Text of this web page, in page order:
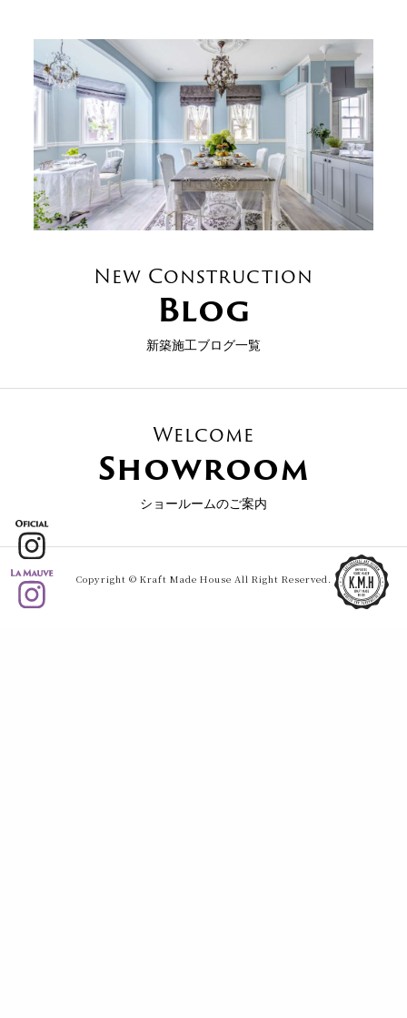
New Construction
Blog
新築施工ブログ一覧
Welcome
Showroom
ショールームのご案内
Copyright © Kraft Made House All Right Reserved.